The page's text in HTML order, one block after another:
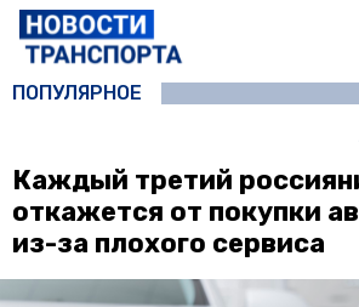
ПОПУЛЯРНОЕ
Каждый третий
откажется от покупки
из-за плохого сервиса